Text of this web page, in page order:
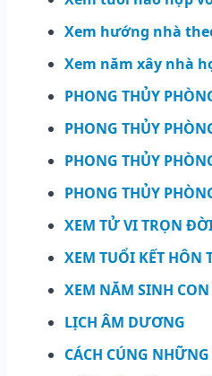
Xem hướng nhà
Xem năm xây nhà
PHONG THỦY
PHONG THỦY
PHONG THỦY
PHONG THỦY
XEM TỬ VI TRỌN
XEM TUỔI KẾT HÔN
XEM NĂM SINH
LỊCH ÂM DƯƠNG
CÁCH CÚNG NHỮNG